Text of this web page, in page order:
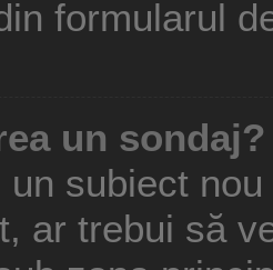
formularul
un sondaj?
un subiect
ar trebui să